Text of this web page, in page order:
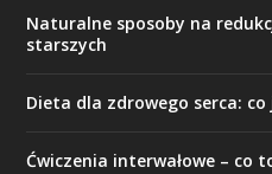
Naturalne sposoby na
starszych
Dieta dla zdrowego serca: co
Ćwiczenia interwałowe – co